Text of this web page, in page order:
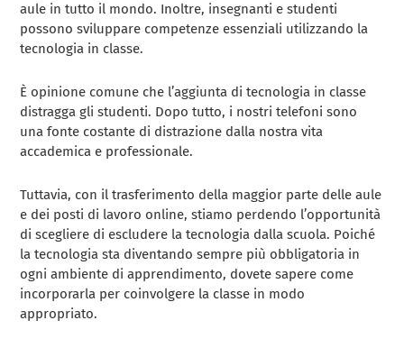
aule in tutto il mondo. Inoltre, insegnanti e studenti
possono sviluppare competenze essenziali utilizzando la
tecnologia in classe.
È opinione comune che l’aggiunta di tecnologia in classe
distragga gli studenti. Dopo tutto, i nostri telefoni sono
una fonte costante di distrazione dalla nostra vita
accademica e professionale.
Tuttavia, con il trasferimento della maggior parte delle aule
e dei posti di lavoro online, stiamo perdendo l’opportunità
di scegliere di escludere la tecnologia dalla scuola. Poiché
la tecnologia sta diventando sempre più obbligatoria in
ogni ambiente di apprendimento, dovete sapere come
incorporarla per coinvolgere la classe in modo
appropriato.